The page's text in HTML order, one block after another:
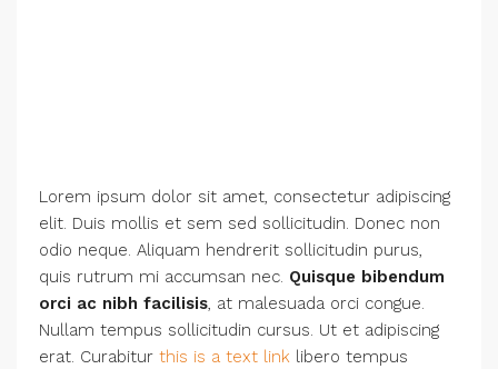
Lorem ipsum dolor sit amet, consectetur adipiscing
elit. Duis mollis et sem sed sollicitudin. Donec non
odio neque. Aliquam hendrerit sollicitudin purus,
quis rutrum mi accumsan nec. Quisque bibendum
orci ac nibh facilisis, at malesuada orci congue.
Nullam tempus sollicitudin cursus. Ut et adipiscing
erat. Curabitur this is a text link libero tempus